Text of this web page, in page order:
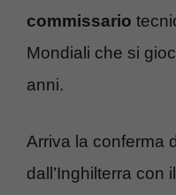
commissario
Mondiali che si
anni.
Arriva la conferma
dall’Inghilterra con il